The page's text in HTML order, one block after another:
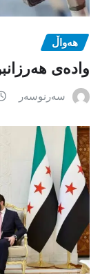
هەواڵ
وادەی
سەرنوسەر